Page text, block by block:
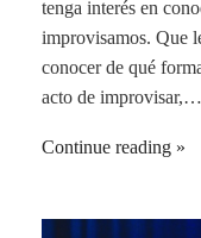
tenga interés en
improvisamos. Que
conocer de qué
acto de improvisar,…
Continue reading